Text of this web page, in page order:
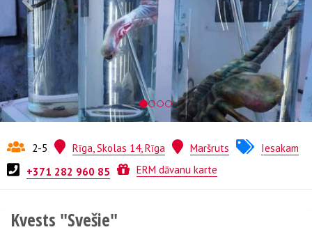
2-5 Rīga, Skolas 14, Rīga Maršruts
Iesakam
+371 282 960 85
ERM dāvanu karte
Kvests no
Kvests "Svešie"